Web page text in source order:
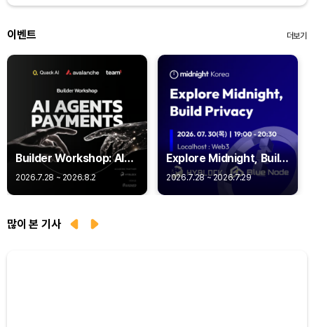
이벤트 더보기
Builder Workshop: AI
Agent Payments -
2026.7.28 ~ 2026.8.2
Explore Midnight, Build
Privacy
2026.7.28 ~ 2026.7.29
많이 본 기사